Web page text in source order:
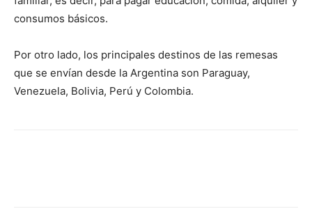
consumos básicos.
Por otro lado, los principales destinos de las remesas
que se envían desde la Argentina son Paraguay,
Venezuela, Bolivia, Perú y Colombia.